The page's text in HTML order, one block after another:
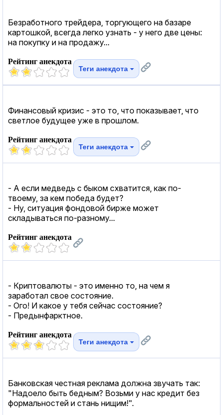
Безработного трейдера, торгующего на базаре
картошкой, всегда легко узнать - у него две цены:
на покупку и на продажу...
Рейтинг анекдота
Теги анекдота
Финансовый кризис - это то, что показывает, что
светлое будущее уже в прошлом.
Рейтинг анекдота
Теги анекдота
- А если медведь с быком схватится, как по-
твоему, за кем победа будет?
- Ну, ситуация фондовой бирже может
складываться по-разному...
Рейтинг анекдота
- Криптовалюты - это именно то, на чем я
заработал свое состояние.
- Ого! И какое у тебя сейчас состояние?
- Предынфарктное.
Рейтинг анекдота
Теги анекдота
Банковская честная реклама должна звучать так:
"Надоело быть бедным? Возьми у нас кредит без
формальностей и стань нищим!".